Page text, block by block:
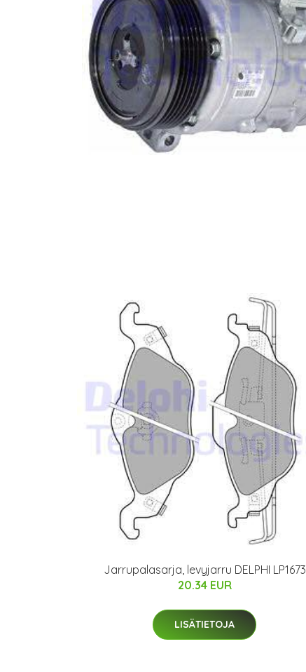
Jarrupalasarja, levyjarru DELPHI LP1673
20.34 EUR
LISÄTIETOJA